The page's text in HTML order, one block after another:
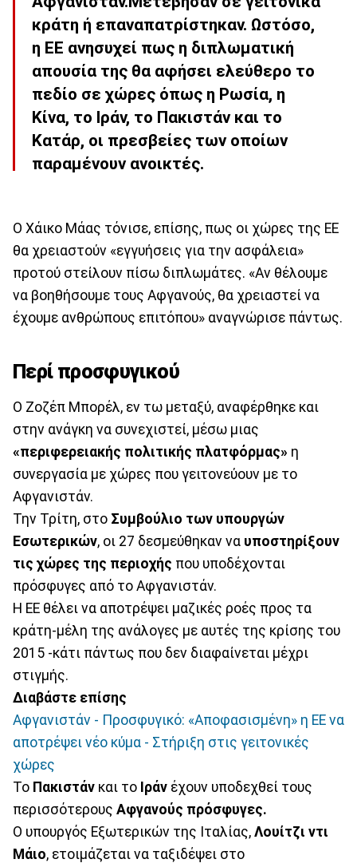
κράτη ή επαναπατρίστηκαν. Ωστόσο,
η ΕΕ ανησυχεί πως η διπλωματική
απουσία της θα αφήσει ελεύθερο το
πεδίο σε χώρες όπως η Ρωσία, η
Κίνα, το Ιράν, το Πακιστάν και το
Κατάρ, οι πρεσβείες των οποίων
παραμένουν ανοικτές.
Ο Χάικο Μάας τόνισε, επίσης, πως οι χώρες της ΕΕ
θα χρειαστούν «εγγυήσεις για την ασφάλεια»
προτού στείλουν πίσω διπλωμάτες. «Αν θέλουμε
να βοηθήσουμε τους Αφγανούς, θα χρειαστεί να
έχουμε ανθρώπους επιτόπου» αναγνώρισε πάντως.
Περί προσφυγικού
Ο Ζοζέπ Μπορέλ, εν τω μεταξύ, αναφέρθηκε και
στην ανάγκη να συνεχιστεί, μέσω μιας
«περιφερειακής πολιτικής πλατφόρμας» η
συνεργασία με χώρες που γειτονεύουν με το
Αφγανιστάν.
Την Τρίτη, στο Συμβούλιο των υπουργών
Εσωτερικών, οι 27 δεσμεύθηκαν να υποστηρίξουν
τις χώρες της περιοχής που υποδέχονται
πρόσφυγες από το Αφγανιστάν.
Η ΕΕ θέλει να αποτρέψει μαζικές ροές προς τα
κράτη-μέλη της ανάλογες με αυτές της κρίσης του
2015 -κάτι πάντως που δεν διαφαίνεται μέχρι
στιγμής.
Διαβάστε επίσης
Αφγανιστάν - Προσφυγικό: «Αποφασισμένη» η ΕΕ να
αποτρέψει νέο κύμα - Στήριξη στις γειτονικές
χώρες
Το Πακιστάν και το Ιράν έχουν υποδεχθεί τους
περισσότερους Αφγανούς πρόσφυγες.
Ο υπουργός Εξωτερικών της Ιταλίας, Λουίτζι ντι
Μάιο, ετοιμάζεται να ταξιδέψει στο